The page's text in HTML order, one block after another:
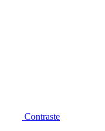
Contraste